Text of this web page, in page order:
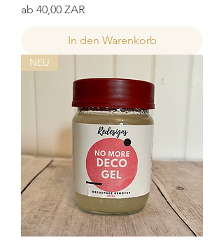
ab 40,00 ZAR
Sale-Preis
In den Warenkorb
NEU